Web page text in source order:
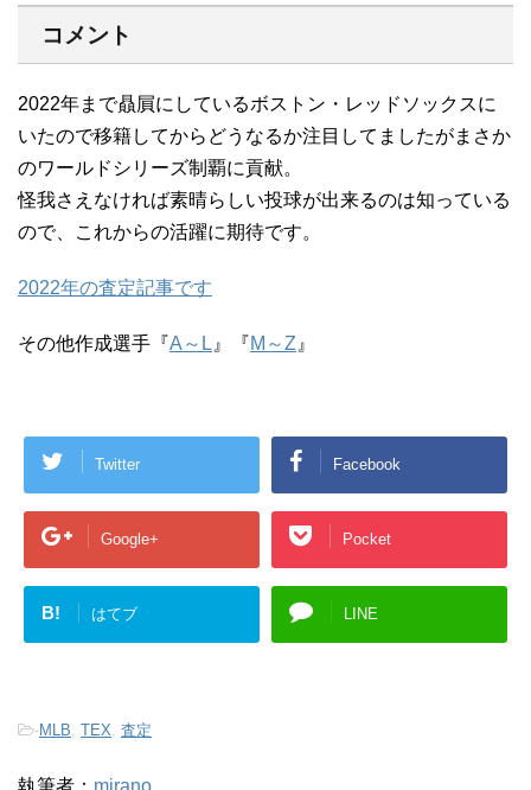
コメント
2022年まで贔屓にしているボストン・レッドソックスに
いたので移籍してからどうなるか注目してましたがまさか
のワールドシリーズ制覇に貢献。
怪我さえなければ素晴らしい投球が出来るのは知っている
ので、これからの活躍に期待です。
2022年の査定記事です
その他作成選手『A～L 』『M～Z 』
Twitter Facebook
Google+ Pocket
B! はてブ LINE
-MLB TEX 査定
執筆者： mirano